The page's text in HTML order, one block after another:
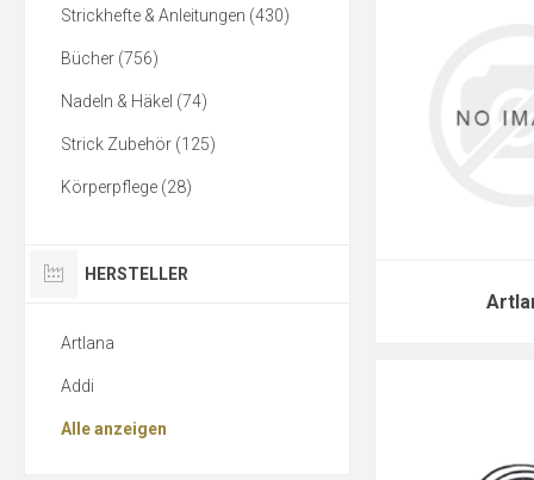
Strickhefte & Anleitungen (430)
Bücher (756)
Nadeln & Häkel (74)
Strick Zubehör (125)
Körperpflege (28)
HERSTELLER
Artlana
Addi
Alle anzeigen